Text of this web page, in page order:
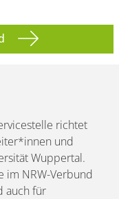
richtet
und
Wuppertal.
im NRW-Verbund
auch für